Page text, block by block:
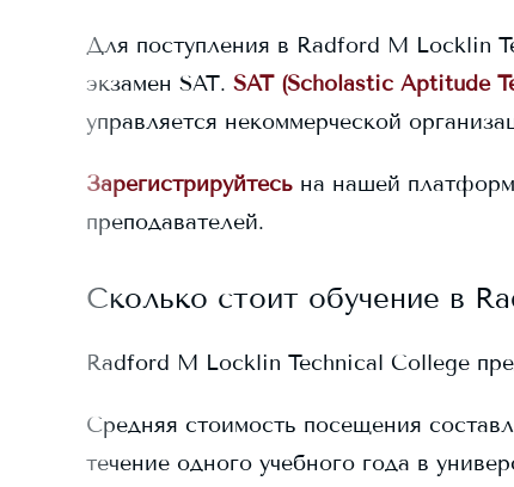
Для поступления в Radford M Locklin
экзамен SAT. SAT (Scholastic Aptitude
управляется некоммерческой
Зарегистрируйтесь на нашей
преподавателей.
Сколько стоит обучение в
Radford M Locklin Technical College
Средняя стоимость посещения
течение одного учебного года в